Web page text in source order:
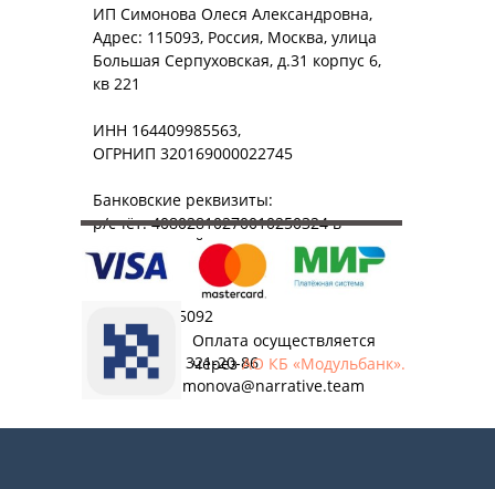
ИП Симонова Олеся Александровна,
Адрес: 115093, Россия, Москва, улица
Большая Серпуховская, д.31 корпус 6,
кв 221
ИНН 164409985563,
ОГРНИП 320169000022745
Банковские реквизиты:
р/счёт: 40802810270010250324 в
МОСКОВСКИЙ ФИЛИАЛ АО КБ
"МОДУЛЬБАНК"
к/счет: 30101810645250000092
БИК: 044525092
Тел.: +7 499 321-20-86
e-mail: olesimonova@narrative.team
Оплата осуществляется
черезАО КБ «Модульбанк».